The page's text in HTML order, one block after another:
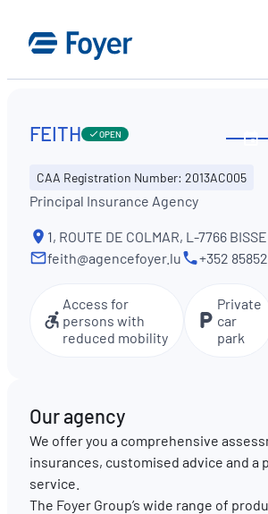
content
ENFRDE
FEITH OPEN
CAA Registration Number: 2013AC005
Principal Insurance Agency
1, ROUTE DE COLMAR, L-7766
feith@agencefoyer.lu
+352
Access for
persons with
reduced mobility
Private
car
park
Our agency
We offer you a comprehensive
insurances, customised advice and a
service.
The Foyer Group’s wide range of